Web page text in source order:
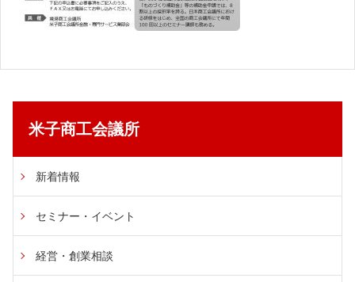
米子商工会議所
新着情報
セミナー・イベント
経営・創業相談